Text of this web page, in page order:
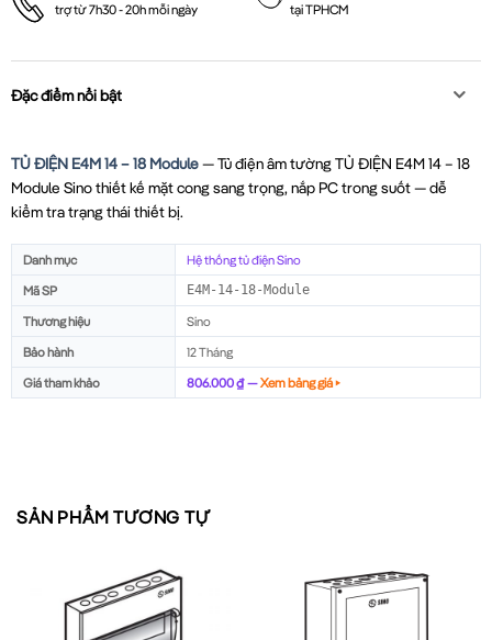
trợ từ 7h30 - 20h mỗi ngày
tại TPHCM
Đặc điểm nổi bật
TỦ ĐIỆN E4M 14 – 18 Module— Tủ điện âm tường TỦ ĐIỆN E4M 14 – 18
Module Sino thiết kế mặt cong sang trọng, nắp PC trong suốt — dễ
kiểm tra trạng thái thiết bị.
Danh mục
Hệ thống tủ điện Sino
Mã SP
E4M-14-18-Module
Thương hiệu
Sino
Bảo hành
12 Tháng
Giá tham khảo
806.000 ₫ —Xem bảng giá ▸
SẢN PHẨM TƯƠNG TỰ